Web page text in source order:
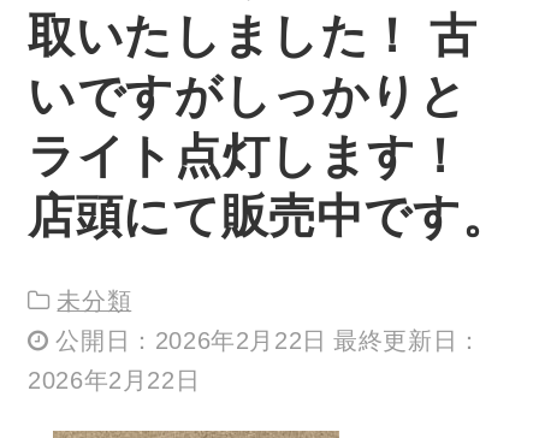
取いたしました！ 古
いですがしっかりと
ライト点灯します！
店頭にて販売中です。
未分類
公開日：2026年2月22日 最終更新日：
2026年2月22日